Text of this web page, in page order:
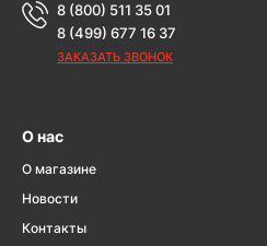
8 (800) 511 35 01
8 (499) 677 16 37
ЗАКАЗАТЬ ЗВОНОК
О нас
О магазине
Новости
Контакты